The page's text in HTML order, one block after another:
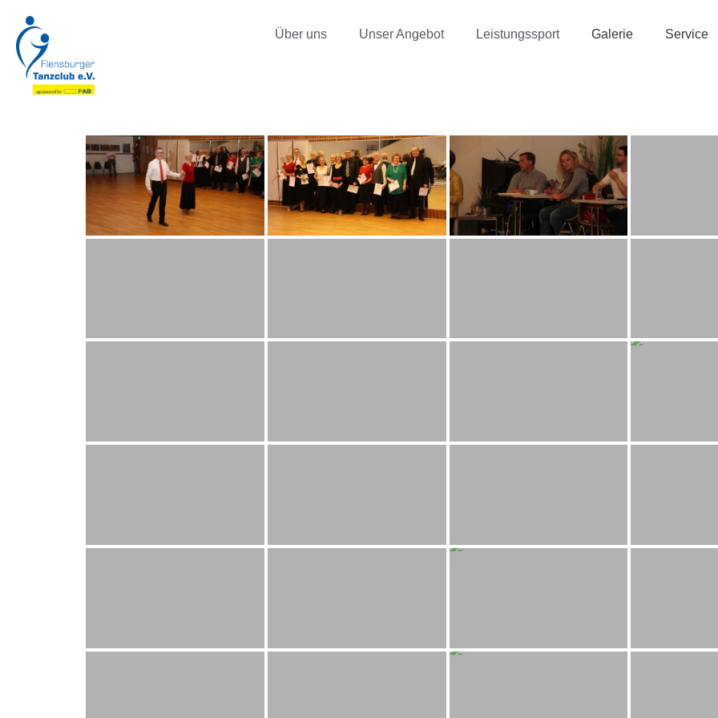
Über uns Unser Angebot Leistungssport Galerie Service